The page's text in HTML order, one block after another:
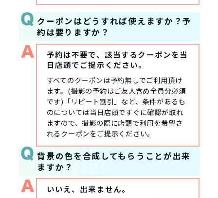
クーポンはどうすれば使えますか？予
約は要りますか？
予約は不要で、該当するクーポンを当
日店頭でご提示ください。
すべてのクーポンは予約無しでご利用頂け
ます。(撮影の予約はご友人含め全員分必須
です)「リピート割引」など、条件があるも
のについては当日店頭ですぐに確認が取れ
ますので、撮影の際に店頭で利用を希望さ
れるクーポンをご提示ください。
背景の色を合成してもらうことが出来
ますか？
いいえ、出来ません。